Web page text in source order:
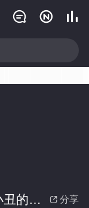
  
 分享
砍刀：杀手小丑的崛起